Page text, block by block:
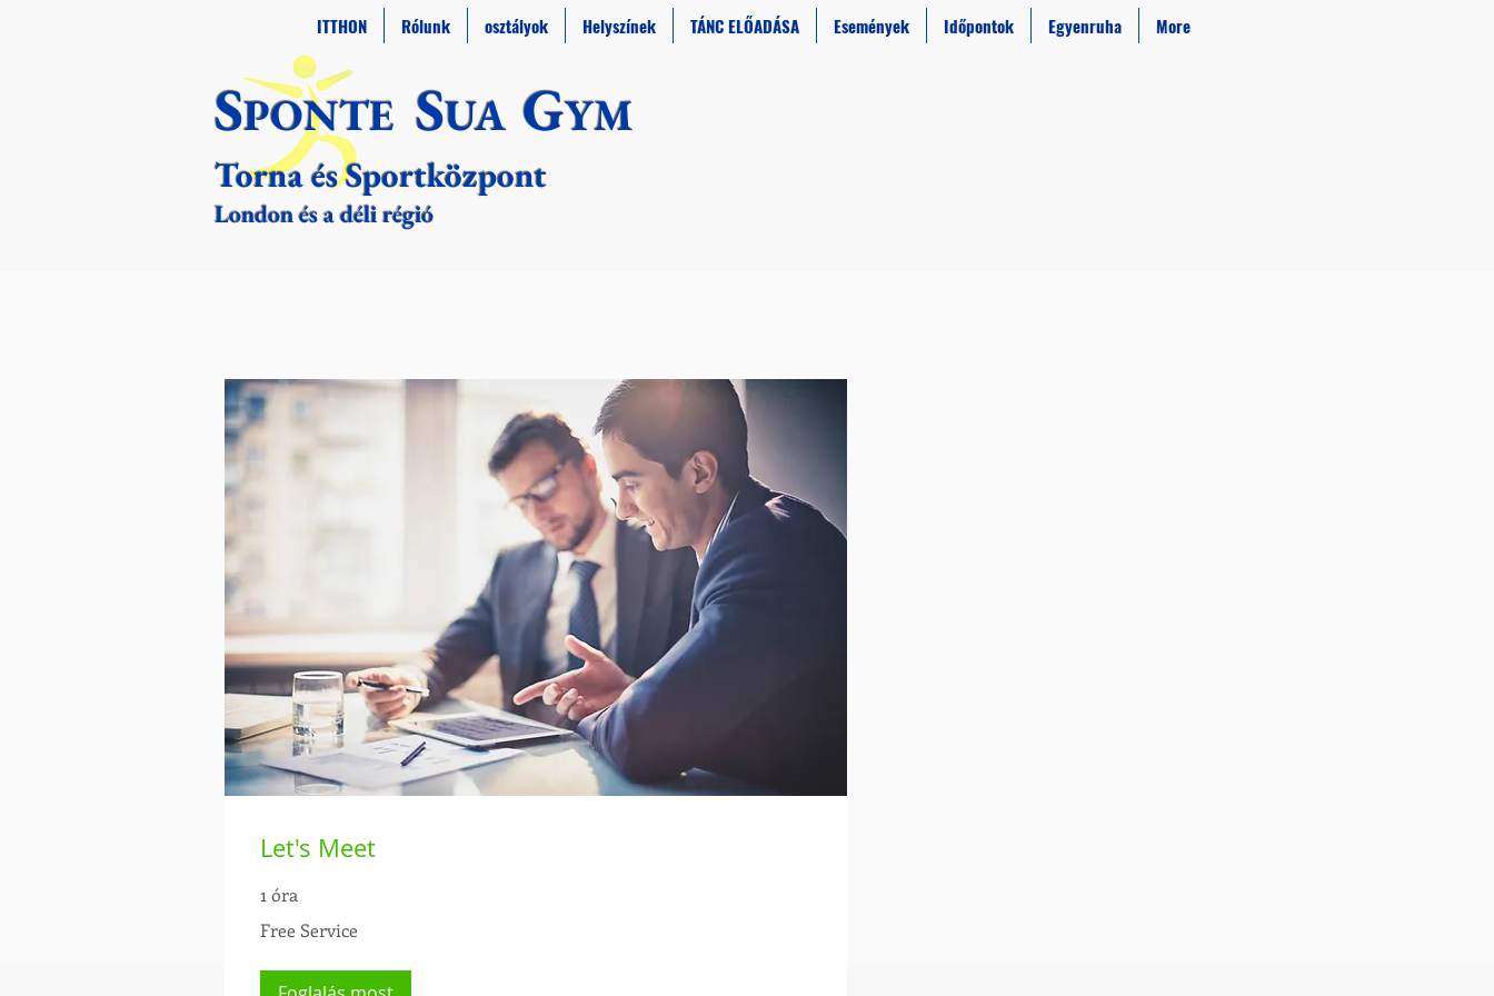
ITTHON Rólunk osztályok Helyszínek TÁNC ELŐADÁSA Események Időpontok Egyenruha More
SPONTE SUA GYM​
Torna és Sportközpont
London és a déli régió
Let's Meet
1 óra
Service
Free Service